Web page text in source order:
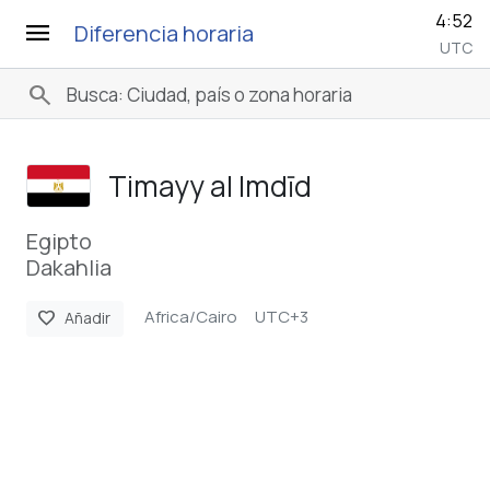
menu Diferencia horaria 4:52
UTC
search
Timayy al Imdīd
Egipto
Dakahlia
favorite Añadir Africa/Cairo UTC+3